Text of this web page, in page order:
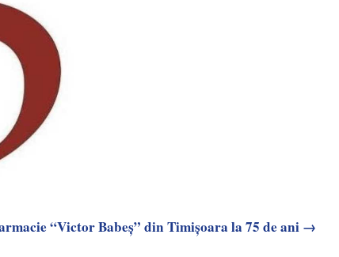
“Victor Babeș” din Timișoara la 75 de ani →